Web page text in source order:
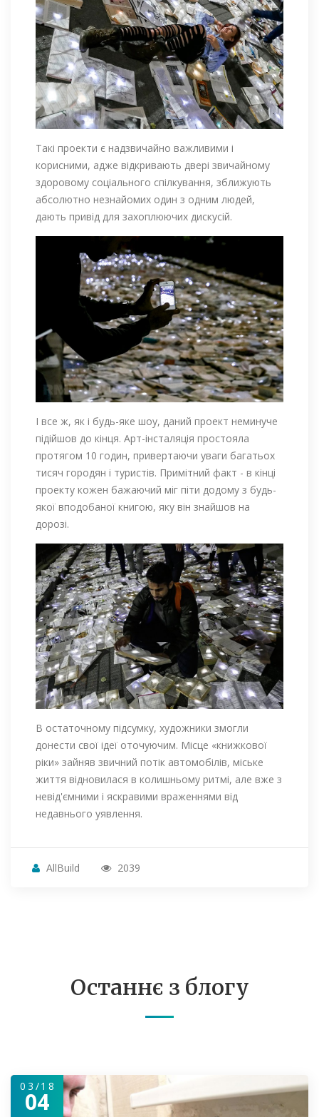
Такі проекти є надзвичайно важливими і
корисними, адже відкривають двері звичайному
здоровому соціального спілкування, зближують
абсолютно незнайомих один з одним людей,
дають привід для захоплюючих дискусій.
І все ж, як і будь-яке шоу, даний проект неминуче
підійшов до кінця. Арт-інсталяція простояла
протягом 10 годин, привертаючи уваги багатьох
тисяч городян і туристів. Примітний факт - в кінці
проекту кожен бажаючий міг піти додому з будь-
якої вподобаної книгою, яку він знайшов на
дорозі.
В остаточному підсумку, художники змогли
донести свої ідеї оточуючим. Місце «книжкової
ріки» зайняв звичний потік автомобілів, міське
життя відновилася в колишньому ритмі, але вже з
невід'ємними і яскравими враженнями від
недавнього уявлення.
AllBuild 2039
Останнє з блогу
03/18
04